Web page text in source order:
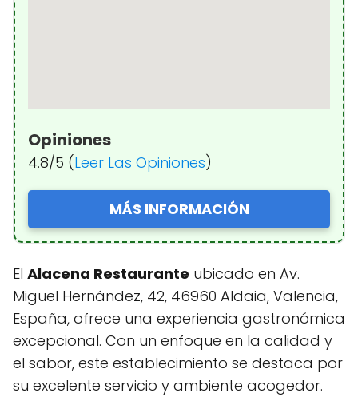
Opiniones
4.8/5 (Leer Las Opiniones)
MÁS INFORMACIÓN
El Alacena Restaurante ubicado en Av.
Miguel Hernández, 42, 46960 Aldaia, Valencia,
España, ofrece una experiencia gastronómica
excepcional. Con un enfoque en la calidad y
el sabor, este establecimiento se destaca por
su excelente servicio y ambiente acogedor.